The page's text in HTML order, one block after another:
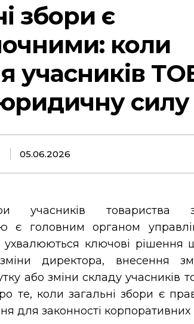
збори є
коли
учасників
силу
05.06.2026
учасників
є головним органом
ключові рішення
директора, внесення
або зміни складу учасників
те, коли загальні збори є
для законності корпоративних